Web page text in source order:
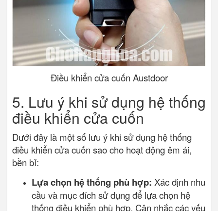
Điều khiển cửa cuốn Austdoor
5. Lưu ý khi sử dụng hệ thống
điều khiển cửa cuốn
Dưới đây là một số lưu ý khi sử dụng hệ thống
điều khiển cửa cuốn sao cho hoạt động êm ái,
bền bỉ:
Lựa chọn hệ thống phù hợp: Xác định nhu
cầu và mục đích sử dụng để lựa chọn hệ
thống điều khiển phù hợp. Cân nhắc các yếu